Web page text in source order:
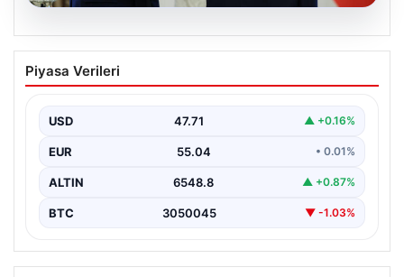
Cumhurbaşkanı Erdoğan, Devlet
Bahçeli ile görüştü
Piyasa Verileri
USD 47.71 ▲ +0.16%
EUR 55.04 • 0.01%
ALTIN 6548.8 ▲ +0.87%
BTC 3050045 ▼ -1.03%